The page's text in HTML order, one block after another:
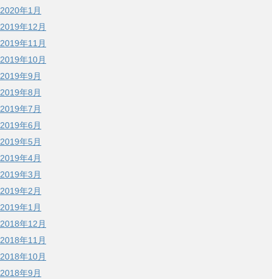
2020年1月
2019年12月
2019年11月
2019年10月
2019年9月
2019年8月
2019年7月
2019年6月
2019年5月
2019年4月
2019年3月
2019年2月
2019年1月
2018年12月
2018年11月
2018年10月
2018年9月